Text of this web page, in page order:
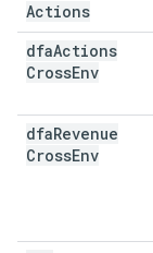
Actions
dfaActions
CrossEnv
dfaRevenue
CrossEnv